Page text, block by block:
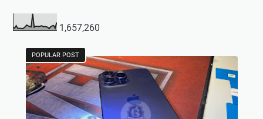
1,657,260
POPULAR POST